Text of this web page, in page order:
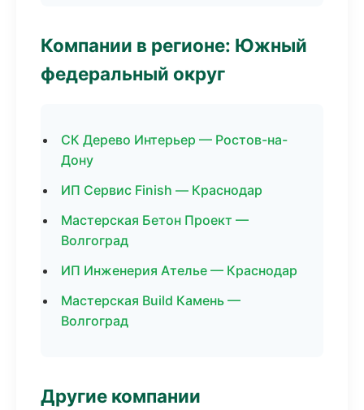
Компании в регионе: Южный
федеральный округ
СК Дерево Интерьер — Ростов-на-
Дону
ИП Сервис Finish — Краснодар
Мастерская Бетон Проект —
Волгоград
ИП Инженерия Ателье — Краснодар
Мастерская Build Камень —
Волгоград
Другие компании